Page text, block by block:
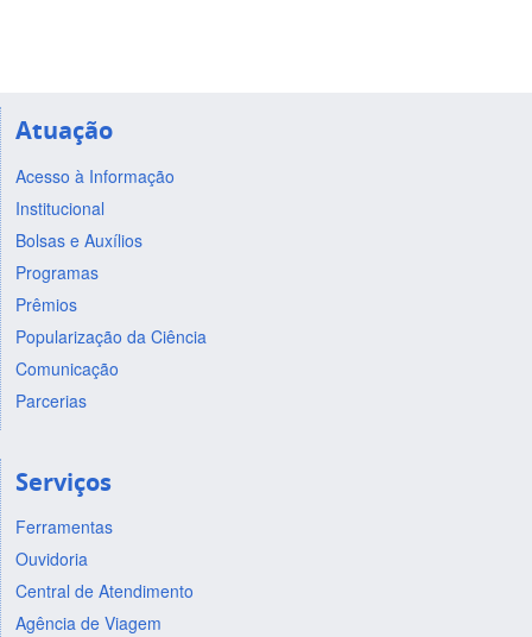
Atuação
Acesso à Informação
Institucional
Bolsas e Auxílios
Programas
Prêmios
Popularização da Ciência
Comunicação
Parcerias
Serviços
Ferramentas
Ouvidoria
Central de Atendimento
Agência de Viagem